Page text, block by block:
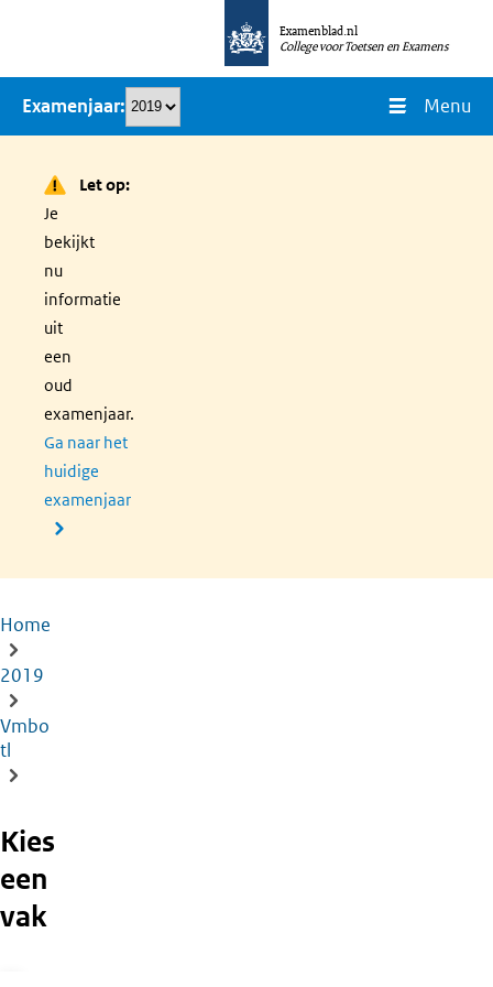
naar
inhoud
Examenblad.nl
College voor Toetsen en Examens
Examenjaar Menu
Let op:
Je
bekijkt
nu
informatie
uit
een
oud
examenjaar.
Ga naar het
huidige
examenjaar
Kruimelpad
Home
2019
Vmbo
tl
Kies
een
vak